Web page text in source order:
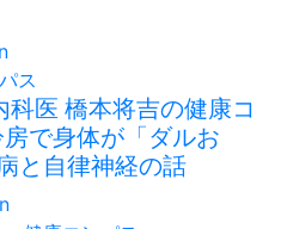
ス
科医 橋本将吉の健康コ
で身体が「ダルお
と自律神経の話